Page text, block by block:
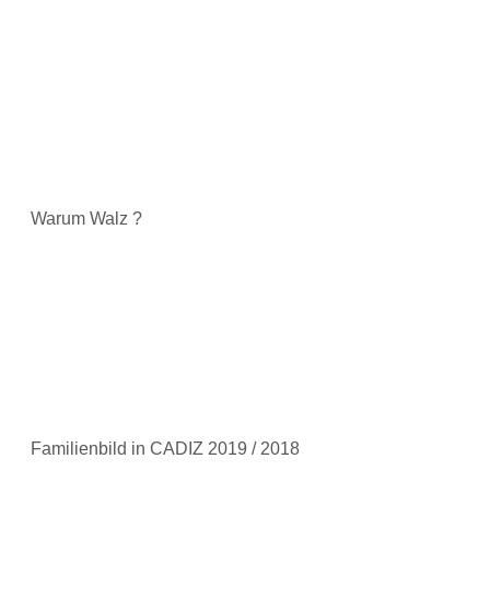
Warum Walz ?
Familienbild in CADIZ 2019 / 2018